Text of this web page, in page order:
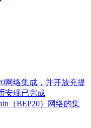
网络集成，并开放充提
安现已完成
（BEP20）网络的集